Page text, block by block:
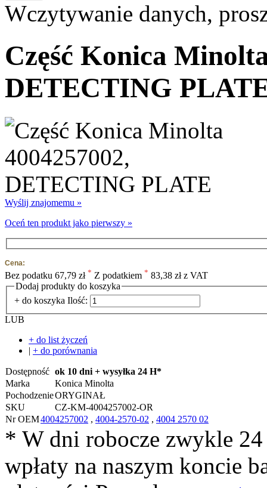
Wczytywanie danych,
Część Konica
DETECTING
Wyślij znajomemu »
Oceń ten produkt jako pierwszy »
Cena:
Bez podatku 67,79 zł * Z podatkiem * 83,38 zł z VAT
Dodaj produkty do koszyka
+ do koszyka Ilość:
LUB
+ do list życzeń
| + do porównania
Dostępność ok 10 dni + wysyłka 24 H*
Marka
Konica Minolta
PochodzenieORYGINAŁ
SKU
CZ-KM-4004257002-OR
Nr OEM4004257002 , 4004-2570-02 , 4004 2570 02
* W dni robocze zwykle
wpłaty na naszym koncie